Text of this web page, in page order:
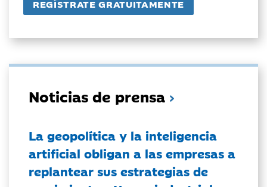
Noticias de prensa
La geopolítica y la inteligencia
artificial obligan a las empresas a
replantear sus estrategias de